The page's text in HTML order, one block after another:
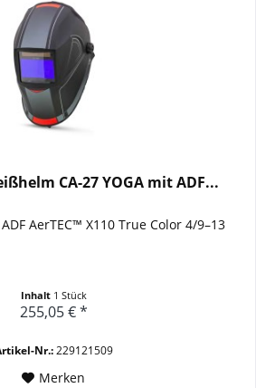
CA-27 YOGA mit ADF...
AerTEC™ X110 True Color 4/9–13
Inhalt 1 Stück
255,05 € *
Nr.:229121509
Merken